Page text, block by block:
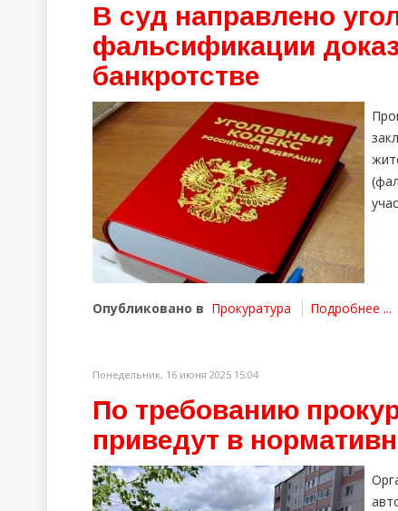
В суд направлено
фальсификации
банкротстве
Опубликовано в Прокуратура Подробнее ...
Понедельник, 16 июня 2025 15:04
По требованию
приведут в